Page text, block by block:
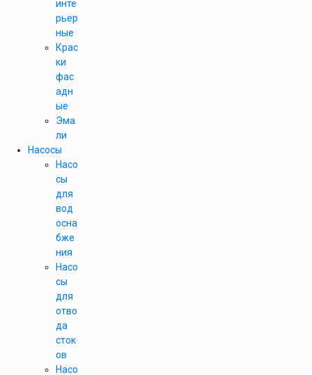
инте
рьер
ные
Крас
ки
фас
адн
ые
Эма
ли
Насосы
Насо
сы
для
вод
осна
бже
ния
Насо
сы
для
отво
да
сток
ов
Насо